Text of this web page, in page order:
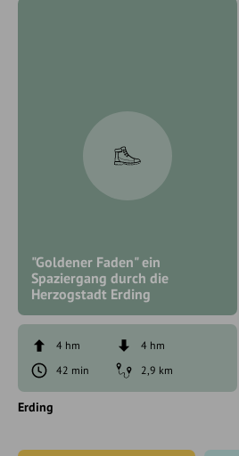
"Goldener Faden" ein
Spaziergang durch die
Herzogstadt Erding
4 hm
4 hm
42 min
2,9 km
Erding